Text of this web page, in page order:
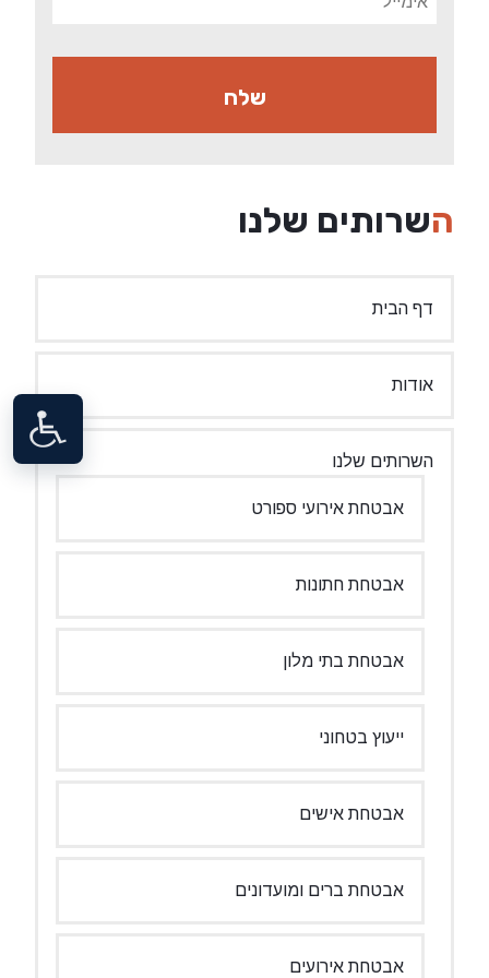
השרותים שלנו
דף הבית
אודות
השרותים שלנו
אבטחת אירועי ספורט
אבטחת חתונות
אבטחת בתי מלון
ייעוץ בטחוני
אבטחת אישים
אבטחת ברים ומועדונים
אבטחת אירועים